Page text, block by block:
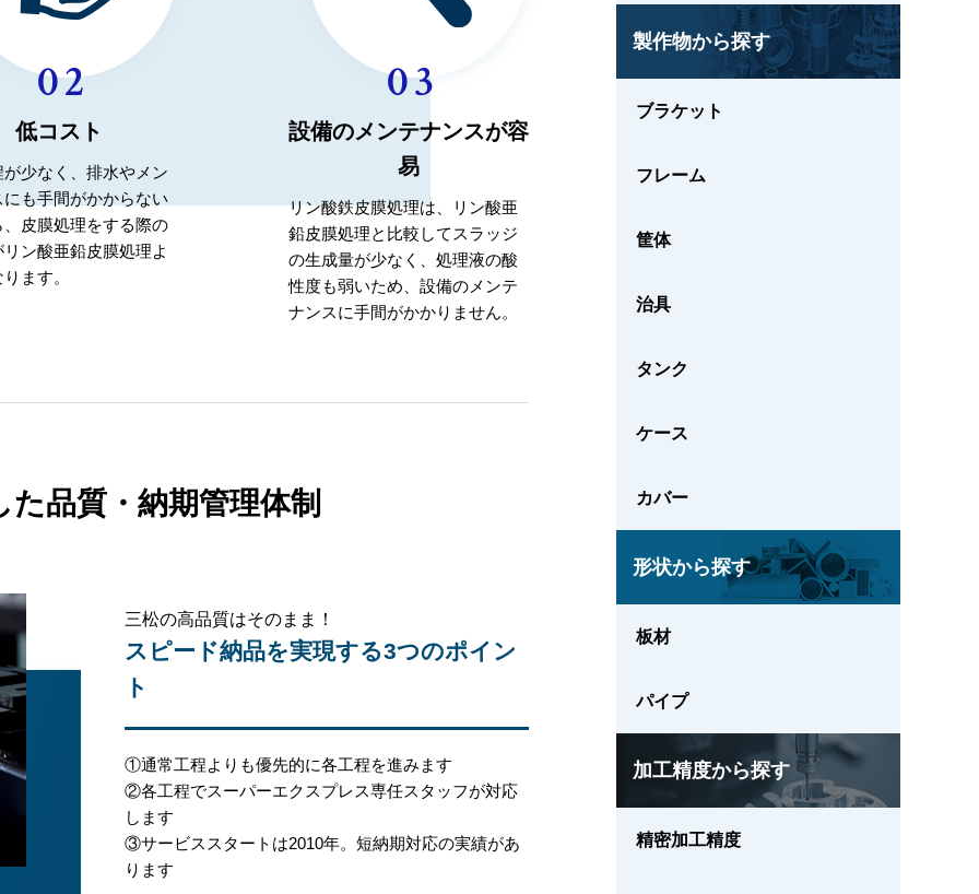
低コスト
少なく、排水やメン
も手間がかからない
、皮膜処理をする際の
ン酸亜鉛皮膜処理よ
ます。
設備のメンテナンスが容
易
リン酸鉄皮膜処理は、リン酸亜
鉛皮膜処理と比較してスラッジ
の生成量が少なく、処理液の酸
性度も弱いため、設備のメンテ
ナンスに手間がかかりません。
た品質・納期管理体制
三松の高品質はそのまま！
スピード納品を実現する3つのポイン
ト
①通常工程よりも優先的に各工程を進みます
②各工程でスーパーエクスプレス専任スタッフが対応
します
③サービススタートは2010年。短納期対応の実績があ
ります
製作物から探す
ブラケット
フレーム
筐体
治具
タンク
ケース
カバー
形状から探す
板材
パイプ
加工精度から探す
精密加工精度